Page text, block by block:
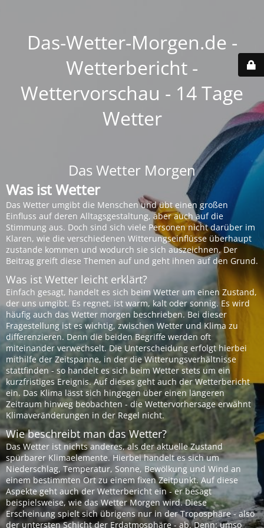
Das-Wetter-Morgen.de -
Wetterbericht -
Wettervorschau - 14 Tage
Wetter
Das Wetter Morgen
Was ist Wetter
Das Wetter umgibt die Menschen und übt einen großen
Einfluss auf deren Alltagsgestaltung, aber auch auf die
Stimmung aus. Doch sind sich viele Personen nicht darüber im
Klaren, wie die verschiedenen Witterungseinflüsse überhaupt
zustande kommen und wodurch sie sich auszeichnen. Der
Beitrag greift diese Themen auf und geht ihnen auf den Grund.
Was ist Wetter leicht erklärt?
Einfach gesagt, handelt es sich beim Wetter um einen Zustand,
der uns umgibt. Es regnet, ist warm, kalt oder sonnig. Es wird
häufig auch das Wetter morgen beschrieben. Bei dieser
Fragestellung ist es wichtig, zwischen Wetter und Klima zu
differenzieren. Denn die beiden Begriffe werden oft
miteinander verwechselt. Die Unterscheidung erfolgt hierbei
mithilfe der Zeitspanne, in der die Witterungsverhältnisse
stattfinden - so handelt es sich beim Wetter stets um ein
kurzfristiges Ereignis. Auf dieses geht auch der Wetterbericht
ein. Das Klima lässt sich hingegen über einen längeren
Zeitraum hinweg beobachten - die Wettervorhersage erwähnt
Klimaveränderungen in der Regel nicht.
Wie beschreibt man das Wetter?
Das Wetter ist nichts anderes, als der aktuelle Zustand
spürbarer Klimaelemente. Hierbei handelt es sich um
Niederschlag, Temperatur, Sonne, Bewölkung und Wind an
einem bestimmten Ort zu einem fixen Zeitpunkt. Auf diese
Aspekte geht auch der Wetterbericht ein - er besagt
beispielsweise, wie das Wetter Morgen wird. Diese
Erscheinung spielt sich übrigens nur in der Troposphäre - also
der untersten Schicht der Erdatmosphäre - ab. Denn: umso